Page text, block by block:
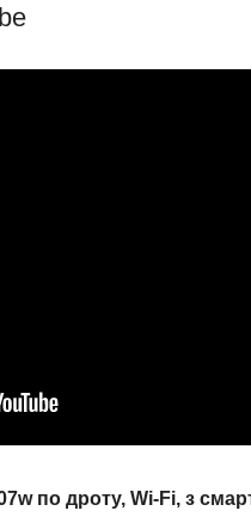
по дроту, Wi-Fi, з